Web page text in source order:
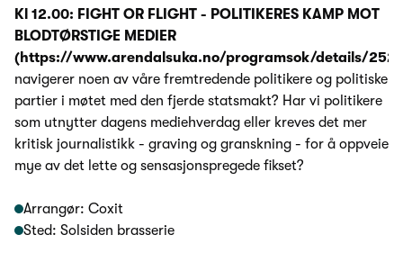
Kl 12.00: FIGHT OR FLIGHT - POLITIKERES KAMP MOT
BLODTØRSTIGE MEDIER
(https://www.arendalsuka.no/programsok/details/
navigerer noen av våre fremtredende politikere og politiske
partier i møtet med den fjerde statsmakt? Har vi politikere
som utnytter dagens mediehverdag eller kreves det mer
kritisk journalistikk - graving og granskning - for å oppveie
mye av det lette og sensasjonspregede fikset?
Arrangør: Coxit
Sted: Solsiden brasserie